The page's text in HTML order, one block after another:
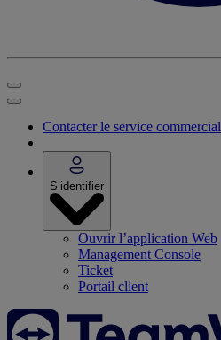
Contacter le service commercial
S’identifier
Ouvrir l’application Web
Management Console
Ticket
Portail client